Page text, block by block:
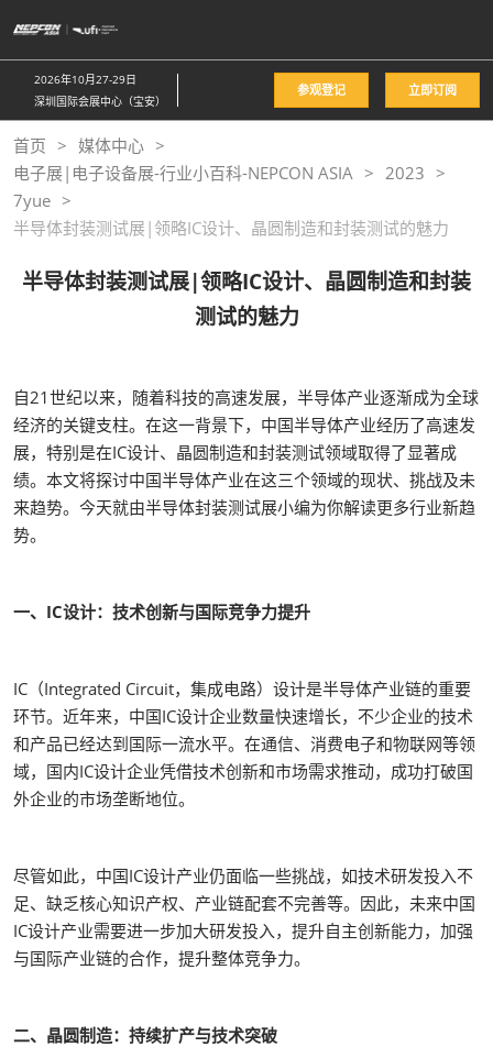
接
跳
至
内
容
2026年10月27-29日
深圳国际会展中心（宝安）
参观登记 立即订阅
首页
媒体中心
电子展|电子设备展-行业小百科-NEPCON ASIA
2023
7yue
半导体封装测试展|领略IC设计、晶圆制造和封装测试的魅力
半导体封装测试展|领略IC设计、晶圆制造和封装
测试的魅力
自21世纪以来，随着科技的高速发展，半导体产业逐渐成为全球
经济的关键支柱。在这一背景下，中国半导体产业经历了高速发
展，特别是在IC设计、晶圆制造和封装测试领域取得了显著成
绩。本文将探讨中国半导体产业在这三个领域的现状、挑战及未
来趋势。今天就由半导体封装测试展小编为你解读更多行业新趋
势。
一、IC设计：技术创新与国际竞争力提升
IC（Integrated Circuit，集成电路）设计是半导体产业链的重要
环节。近年来，中国IC设计企业数量快速增长，不少企业的技术
和产品已经达到国际一流水平。在通信、消费电子和物联网等领
域，国内IC设计企业凭借技术创新和市场需求推动，成功打破国
外企业的市场垄断地位。
尽管如此，中国IC设计产业仍面临一些挑战，如技术研发投入不
足、缺乏核心知识产权、产业链配套不完善等。因此，未来中国
IC设计产业需要进一步加大研发投入，提升自主创新能力，加强
与国际产业链的合作，提升整体竞争力。
二、晶圆制造：持续扩产与技术突破